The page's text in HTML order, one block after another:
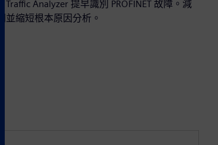
Traffic Analyzer 提早識別 PROFINET 故障。減
並縮短根本原因分析。